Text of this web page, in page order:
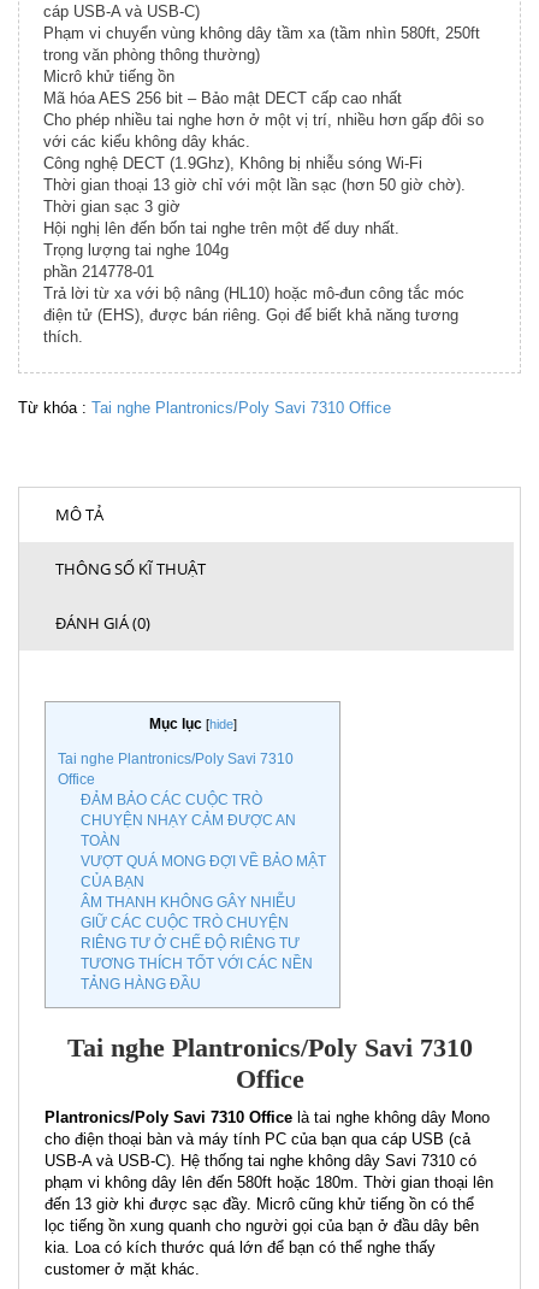
cáp USB-A và USB-C)
Phạm vi chuyển vùng không dây tầm xa (tầm nhìn 580ft, 250ft
trong văn phòng thông thường)
Micrô khử tiếng ồn
Mã hóa AES 256 bit – Bảo mật DECT cấp cao nhất
Cho phép nhiều tai nghe hơn ở một vị trí, nhiều hơn gấp đôi so
với các kiểu không dây khác.
Công nghệ DECT (1.9Ghz), Không bị nhiễu sóng Wi-Fi
Thời gian thoại 13 giờ chỉ với một lần sạc (hơn 50 giờ chờ).
Thời gian sạc 3 giờ
Hội nghị lên đến bốn tai nghe trên một đế duy nhất.
Trọng lượng tai nghe 104g
phần 214778-01
Trả lời từ xa với bộ nâng (HL10) hoặc mô-đun công tắc móc
điện tử (EHS), được bán riêng. Gọi để biết khả năng tương
thích.
Từ khóa : Tai nghe Plantronics/Poly Savi 7310 Office
MÔ TẢ
THÔNG SỐ KĨ THUẬT
ĐÁNH GIÁ (0)
Mục lục [hide]
Tai nghe Plantronics/Poly Savi 7310
Office
ĐẢM BẢO CÁC CUỘC TRÒ
CHUYỆN NHẠY CẢM ĐƯỢC AN
TOÀN
VƯỢT QUÁ MONG ĐỢI VỀ BẢO MẬT
CỦA BẠN
ÂM THANH KHÔNG GÂY NHIỄU
GIỮ CÁC CUỘC TRÒ CHUYỆN
RIÊNG TƯ Ở CHẾ ĐỘ RIÊNG TƯ
TƯƠNG THÍCH TỐT VỚI CÁC NỀN
TẢNG HÀNG ĐẦU
Tai nghe Plantronics/Poly Savi 7310
Office
Plantronics/Poly Savi 7310 Office là tai nghe không dây Mono
cho điện thoại bàn và máy tính PC của bạn qua cáp USB (cả
USB-A và USB-C). Hệ thống tai nghe không dây Savi 7310 có
phạm vi không dây lên đến 580ft hoặc 180m. Thời gian thoại lên
đến 13 giờ khi được sạc đầy. Micrô cũng khử tiếng ồn có thể
lọc tiếng ồn xung quanh cho người gọi của bạn ở đầu dây bên
kia. Loa có kích thước quá lớn để bạn có thể nghe thấy
customer ở ​​mặt khác.